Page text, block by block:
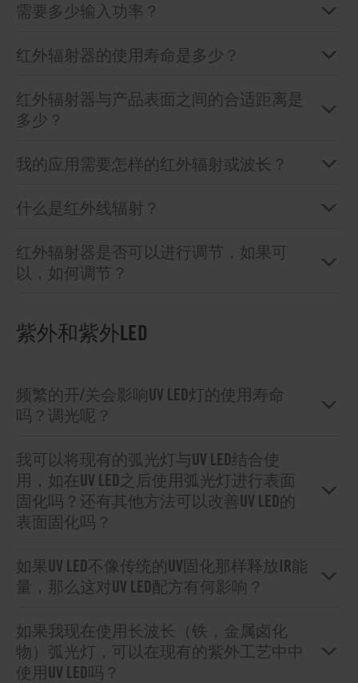
需要多少输入功率？
红外辐射器的使用寿命是多少？
红外辐射器与产品表面之间的合适距离是
多少？
我的应用需要怎样的红外辐射或波长？
什么是红外线辐射？
红外辐射器是否可以进行调节，如果可
以，如何调节？
紫外和紫外LED
频繁的开/关会影响UV LED灯的使用寿命
吗？调光呢？
我可以将现有的弧光灯与UV LED结合使
用，如在UV LED之后使用弧光灯进行表面
固化吗？还有其他方法可以改善UV LED的
表面固化吗？
如果UV LED不像传统的UV固化那样释放IR能
量，那么这对UV LED配方有何影响？
如果我现在使用长波长（铁，金属卤化
物）弧光灯，可以在现有的紫外工艺中中
使用UV LED吗？